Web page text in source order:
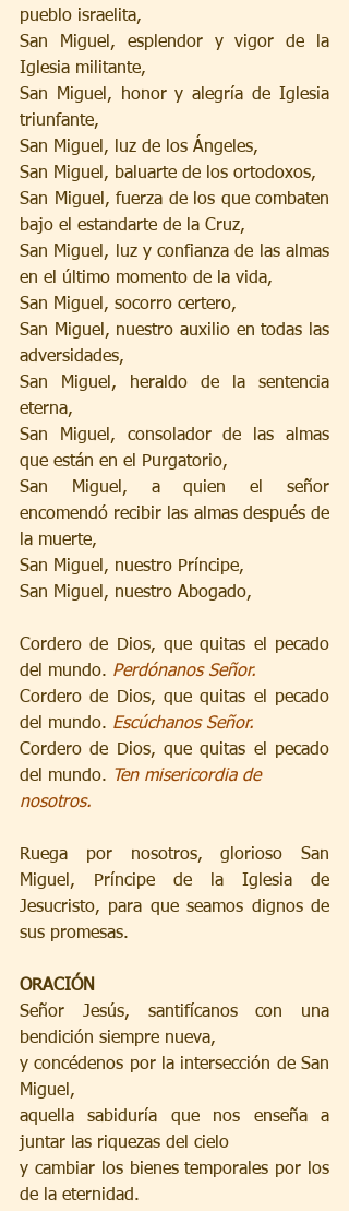
pueblo israelita,
San Miguel, esplendor y vigor de la
Iglesia militante,
San Miguel, honor y alegría de Iglesia
triunfante,
San Miguel, luz de los Ángeles,
San Miguel, baluarte de los ortodoxos,
San Miguel, fuerza de los que combaten
bajo el estandarte de la Cruz,
San Miguel, luz y confianza de las almas
en el último momento de la vida,
San Miguel, socorro certero,
San Miguel, nuestro auxilio en todas las
adversidades,
San Miguel, heraldo de la sentencia
eterna,
San Miguel, consolador de las almas
que están en el Purgatorio,
San Miguel, a quien el señor
encomendó recibir las almas después de
la muerte,
San Miguel, nuestro Príncipe,
San Miguel, nuestro Abogado,
Cordero de Dios, que quitas el pecado
del mundo. Perdónanos Señor.
Cordero de Dios, que quitas el pecado
del mundo. Escúchanos Señor.
Cordero de Dios, que quitas el pecado
del mundo.
Ten misericordia de
nosotros.
Ruega por nosotros, glorioso San
Miguel, Príncipe de la Iglesia de
Jesucristo, para que seamos dignos de
sus promesas.
ORACIÓN
Señor Jesús, santifícanos con una
bendición siempre nueva,
y concédenos por la intersección de San
Miguel,
aquella sabiduría que nos enseña a
juntar las riquezas del cielo
y cambiar los bienes temporales por los
de la eternidad.